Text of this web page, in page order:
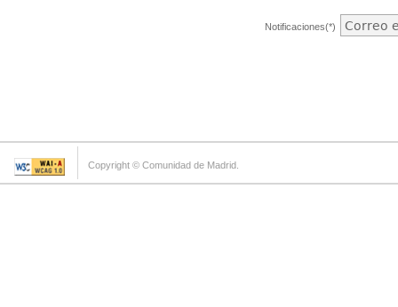
Notificaciones(*)
Copyright © Comunidad de Madrid.